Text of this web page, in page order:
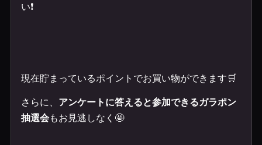
い❗️
現在貯まっているポイントでお買い物ができます🛒
さらに、 アンケートに答えると参加できるガラポン
抽選会もお見逃しなく🤩